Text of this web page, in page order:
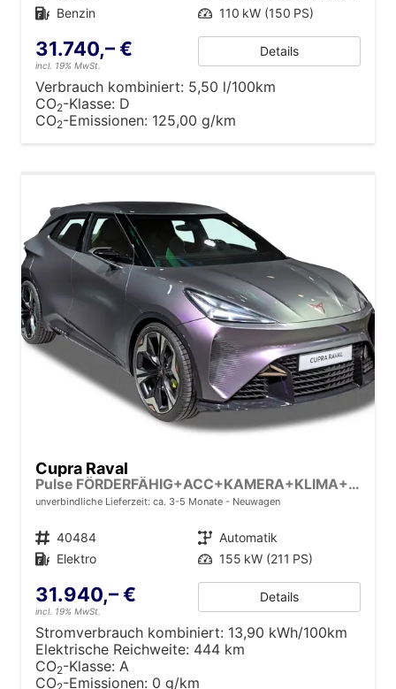
Kraftstoff Benzin Leistung 110 kW (150 PS)
31.740,– €
incl. 19% MwSt.
Details
Verbrauch kombiniert: 5,50 l/100km
CO2-Klasse: D
CO2-Emissionen: 125,00 g/km
Cupra Raval
Pulse FÖRDERFÄHIG+ACC+KAMERA+KLIMA+KESSY+LED+18" ALU
unverbindliche Lieferzeit: ca. 3-5 Monate Neuwagen
Fahrzeugnr. 40484 Getriebe Automatik
Kraftstoff Elektro Leistung 155 kW (211 PS)
31.940,– €
incl. 19% MwSt.
Details
Stromverbrauch kombiniert: 13,90 kWh/100km
Elektrische Reichweite: 444 km
CO2-Klasse: A
CO -Emissionen: 0 g/km